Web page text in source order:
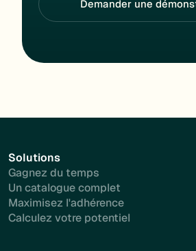
Demander une
Solutions
Gagnez du temps
Un catalogue complet
Maximisez l'adhérence
Calculez votre potentiel